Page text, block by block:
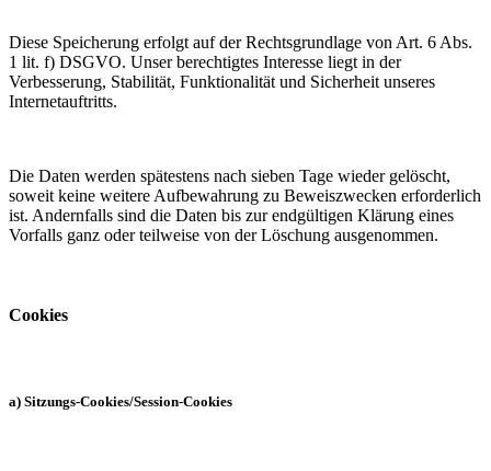
Diese Speicherung erfolgt auf der Rechtsgrundlage von Art. 6 Abs.
1 lit. f) DSGVO. Unser berechtigtes Interesse liegt in der
Verbesserung, Stabilität, Funktionalität und Sicherheit unseres
Internetauftritts.
Die Daten werden spätestens nach sieben Tage wieder gelöscht,
soweit keine weitere Aufbewahrung zu Beweiszwecken erforderlich
ist. Andernfalls sind die Daten bis zur endgültigen Klärung eines
Vorfalls ganz oder teilweise von der Löschung ausgenommen.
Cookies
a) Sitzungs-Cookies/Session-Cookies